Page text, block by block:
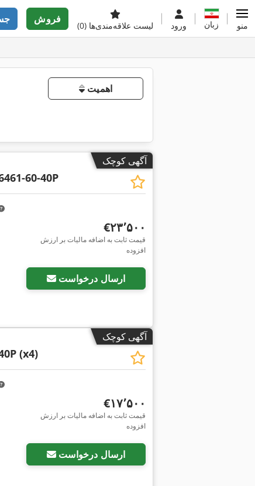
فروش
لیست علاقه‌مندی‌ها (0) ورود زبان منو
اهمیت
آگهی کوچک
60-40P
‎€۲۳٬۵۰۰
قیمت ثابت به اضافه مالیات بر ارزش
افزوده
ارسال درخواست
آگهی کوچک
(x4)
‎€۱۷٬۵۰۰
قیمت ثابت به اضافه مالیات بر ارزش
افزوده
ارسال درخواست